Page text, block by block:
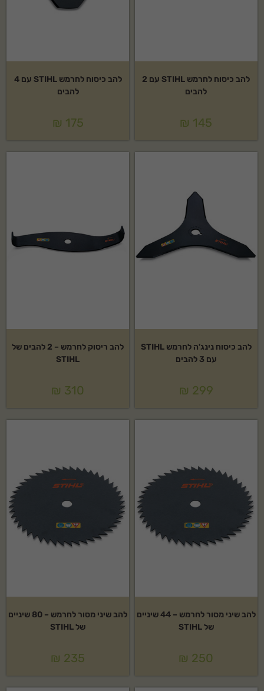
להב כיסוח לחרמש STIHL עם 2
להבים
₪ 145
להב כיסוח לחרמש STIHL עם 4
להבים
₪ 175
להב כיסוח נינג'ה לחרמש STIHL
עם 3 להבים
₪ 299
להב ריסוק לחרמש – 2 להבים של
STIHL
₪ 310
להב שיני מסור לחרמש – 44 שיניים
של STIHL
₪ 250
להב שיני מסור לחרמש – 80 שיניים
של STIHL
₪ 235